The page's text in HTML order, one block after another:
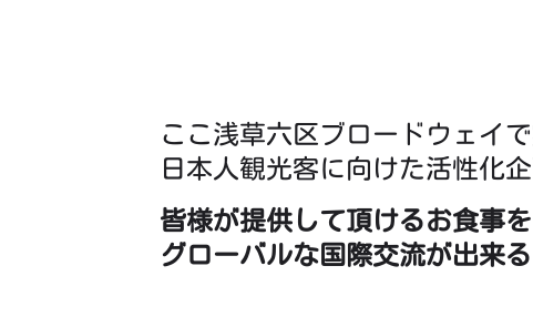
ここ浅草六区ブロードウェイ
日本人観光客に向けた活性化
皆様が提供して頂けるお食事
グローバルな国際交流が出来